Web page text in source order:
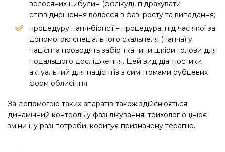
волосяних цибулин (фолікул), підрахувати
співвідношення волосся в фазі росту та випадання;
процедуру панч-біопсії – процедура, під час якої за
допомогою спеціального скальпеля (панча) у
пацієнта проводять забір тканини шкіри голови для
подальшого дослідження. Цей вид діагностики
актуальний для пацієнтів з симптомами рубцевих
форм облисіння.
За допомогою таких апаратів також здійснюється
динамічний контроль у фазі лікування: трихолог оцінює
зміни і, у разі потреби, коригує призначену терапію.